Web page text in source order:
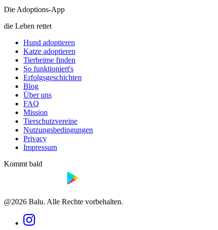
Die Adoptions-App
die Leben rettet
Hund adoptieren
Katze adoptieren
Tierheime finden
So funktioniert's
Erfolgsgeschichten
Blog
Über uns
FAQ
Mission
Tierschutzvereine
Nutzungsbedingungen
Privacy
Impressum
Kommt bald
@2026 Balu. Alle Rechte vorbehalten.